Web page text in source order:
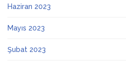
Haziran 2023
Mayıs 2023
Şubat 2023